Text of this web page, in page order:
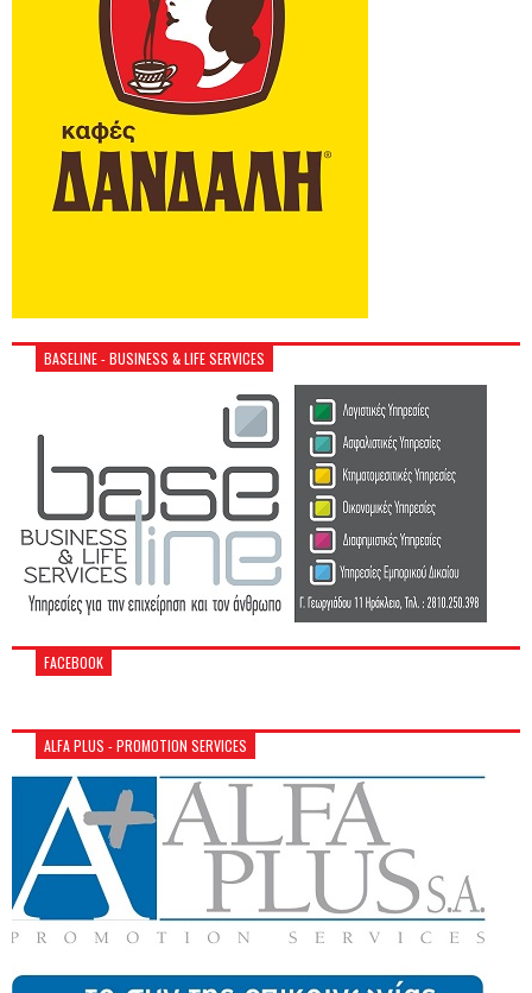
BASELINE - BUSINESS & LIFE SERVICES
FACEBOOK
ALFA PLUS - PROMOTION SERVICES